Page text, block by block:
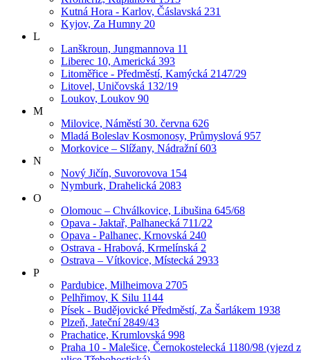
Kutná Hora - Karlov, Čáslavská 231
Kyjov, Za Humny 20
L
Lanškroun, Jungmannova 11
Liberec 10, Americká 393
Litoměřice - Předměstí, Kamýcká 2147/29
Litovel, Uničovská 132/19
Loukov, Loukov 90
M
Milovice, Náměstí 30. června 626
Mladá Boleslav Kosmonosy, Průmyslová 957
Morkovice – Slížany, Nádražní 603
N
Nový Jičín, Suvorovova 154
Nymburk, Drahelická 2083
O
Olomouc – Chválkovice, Libušina 645/68
Opava - Jaktař, Palhanecká 711/22
Opava - Palhanec, Krnovská 240
Ostrava - Hrabová, Krmelínská 2
Ostrava – Vítkovice, Místecká 2933
P
Pardubice, Milheimova 2705
Pelhřimov, K Silu 1144
Písek - Budějovické Předměstí, Za Šarlákem 1938
Plzeň, Jateční 2849/43
Prachatice, Krumlovská 998
Praha 10 - Malešice, Černokostelecká 1180/98 (vjezd z